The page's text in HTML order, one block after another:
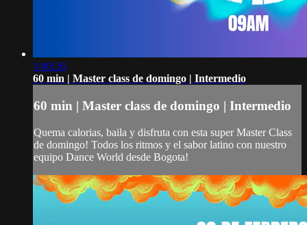
1:00:26
60 min | Master class de domingo | Intermedio
60 min | Master class de domingo | Intermedio
Quema calorias, baila y disfruta con esta super Master Class
de domingo! Todos los ritmos y el sabor latino con nuestro
equipo Dance World desde Bogota!